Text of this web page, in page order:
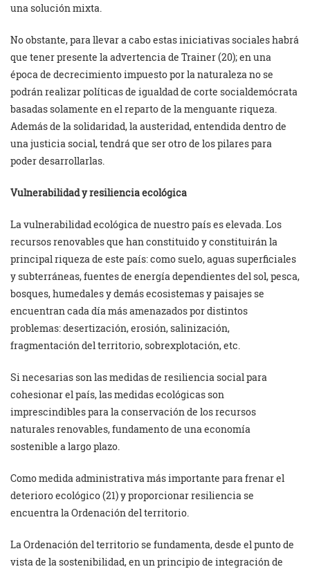
una solución mixta.
No obstante, para llevar a cabo estas iniciativas sociales habrá
que tener presente la advertencia de Trainer (20); en una
época de decrecimiento impuesto por la naturaleza no se
podrán realizar políticas de igualdad de corte socialdemócrata
basadas solamente en el reparto de la menguante riqueza.
Además de la solidaridad, la austeridad, entendida dentro de
una justicia social, tendrá que ser otro de los pilares para
poder desarrollarlas.
Vulnerabilidad y resiliencia ecológica
La vulnerabilidad ecológica de nuestro país es elevada. Los
recursos renovables que han constituido y constituirán la
principal riqueza de este país: como suelo, aguas superficiales
y subterráneas, fuentes de energía dependientes del sol, pesca,
bosques, humedales y demás ecosistemas y paisajes se
encuentran cada día más amenazados por distintos
problemas: desertización, erosión, salinización,
fragmentación del territorio, sobrexplotación, etc.
Si necesarias son las medidas de resiliencia social para
cohesionar el país, las medidas ecológicas son
imprescindibles para la conservación de los recursos
naturales renovables, fundamento de una economía
sostenible a largo plazo.
Como medida administrativa más importante para frenar el
deterioro ecológico (21) y proporcionar resiliencia se
encuentra la Ordenación del territorio.
La Ordenación del territorio se fundamenta, desde el punto de
vista de la sostenibilidad, en un principio de integración de